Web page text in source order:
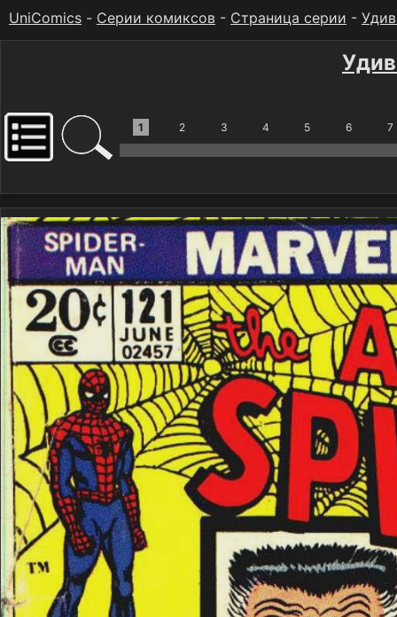
UniComics - Серии комиксов - Страница серии -
1 2 3 4 5 6 7